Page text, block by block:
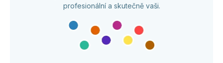
profesionální a skutečně vaši.